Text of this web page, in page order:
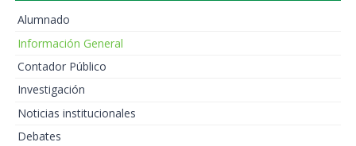
Alumnado
Información General
Contador Público
Investigación
Noticias institucionales
Debates